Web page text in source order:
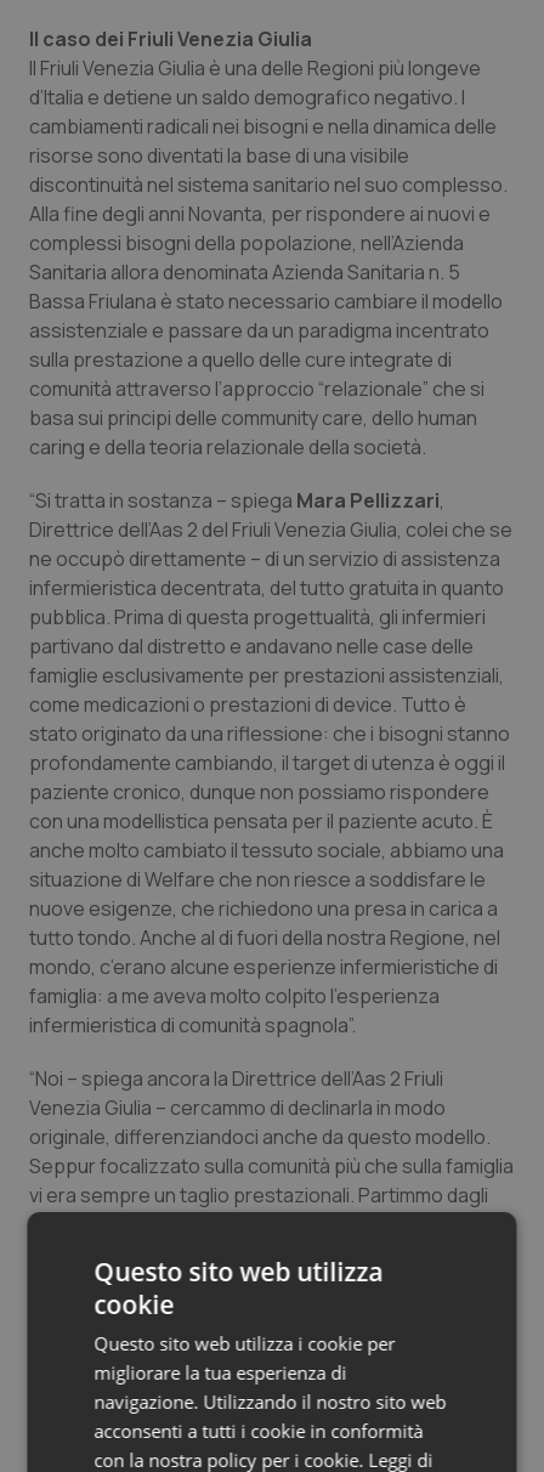
Il caso dei Friuli Venezia Giulia
Il Friuli Venezia Giulia è una delle Regioni più longeve
d’Italia e detiene un saldo demografico negativo. I
cambiamenti radicali nei bisogni e nella dinamica delle
risorse sono diventati la base di una visibile
discontinuità nel sistema sanitario nel suo complesso.
Alla fine degli anni Novanta, per rispondere ai nuovi e
complessi bisogni della popolazione, nell’Azienda
Sanitaria allora denominata Azienda Sanitaria n. 5
Bassa Friulana è stato necessario cambiare il modello
assistenziale e passare da un paradigma incentrato
sulla prestazione a quello delle cure integrate di
comunità attraverso l’approccio “relazionale” che si
basa sui principi delle community care, dello human
caring e della teoria relazionale della società.
“Si tratta in sostanza – spiega Mara Pellizzari,
Direttrice dell’Aas 2 del Friuli Venezia Giulia, colei che se
ne occupò direttamente – di un servizio di assistenza
infermieristica decentrata, del tutto gratuita in quanto
pubblica. Prima di questa progettualità, gli infermieri
partivano dal distretto e andavano nelle case delle
famiglie esclusivamente per prestazioni assistenziali,
come medicazioni o prestazioni di device. Tutto è
stato originato da una riflessione: che i bisogni stanno
profondamente cambiando, iltargetdi utenza è oggi il
paziente cronico, dunque non possiamo rispondere
con una modellistica pensata per il paziente acuto. È
anche molto cambiato il tessuto sociale, abbiamo una
situazione di Welfare che non riesce a soddisfare le
nuove esigenze, che richiedono una presa in carica a
tutto tondo. Anche al di fuori della nostra Regione, nel
mondo, c’erano alcune esperienze infermieristiche di
famiglia: a me aveva molto colpito l’esperienza
infermieristica di comunità spagnola”.
“Noi – spiega ancora la Direttrice dell’Aas 2 Friuli
Venezia Giulia – cercammo di declinarla in modo
originale, differenziandoci anche da questo modello.
Seppur focalizzato sulla comunità più che sulla famiglia
vi era sempre un taglio prestazionali. Partimmo dagli
studi di
relazionalità, approfondendo tutti i concetti del lavoro
di rete e delwelfare community
sviluppando da una ventina d’anni per esempio in Gran
Bretagna e che prevedono una collaborazione attiva e
sinergica tra le risorse formali e quelle informali (la
società civile, il terzo settore, il volontario). Questi
sono stati un po’ i nostri principi ispiratori, con un
Questo sito web utilizza
cookie
Questo sito web utilizza i cookie per
migliorare la tua esperienza di
navigazione. Utilizzando il nostro sito web
acconsenti a tutti i cookie in conformità
con la nostra policy per i cookie. Leggi di